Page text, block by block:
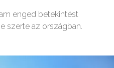
enged betekintést
szerte az országban.